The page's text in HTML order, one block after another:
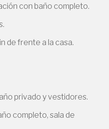
con baño completo.
de frente a la casa.
privado y vestidores.
completo, sala de